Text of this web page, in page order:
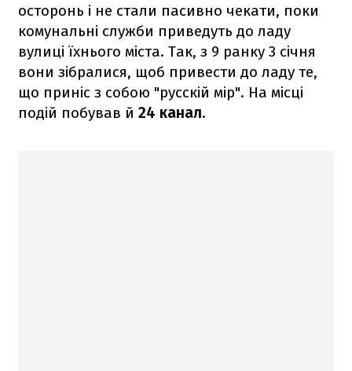
осторонь і не стали пасивно чекати, поки
комунальні служби приведуть до ладу
вулиці їхнього міста. Так, з 9 ранку 3 січня
вони зібралися, щоб привести до ладу те,
що приніс з собою "русскій мір". На місці
подій побував й 24 канал.